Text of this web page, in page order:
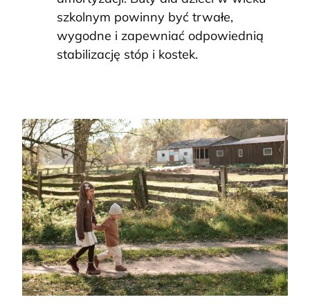
szkolnym powinny być trwałe,
wygodne i zapewniać odpowiednią
stabilizację stóp i kostek.